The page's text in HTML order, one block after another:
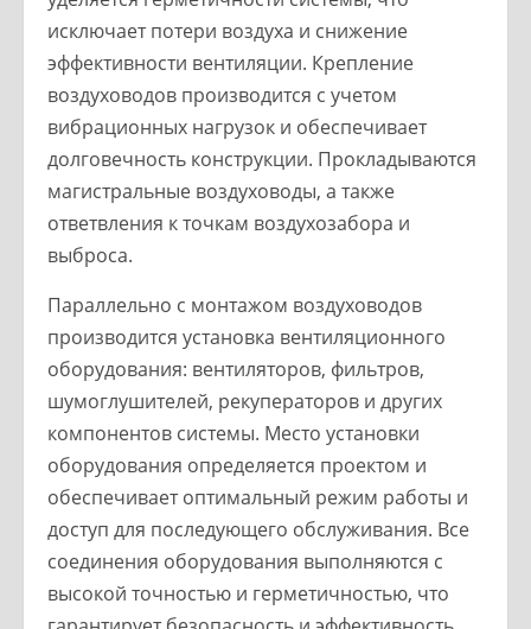
исключает потери воздуха и снижение
эффективности вентиляции. Крепление
воздуховодов производится с учетом
вибрационных нагрузок и обеспечивает
долговечность конструкции. Прокладываются
магистральные воздуховоды, а также
ответвления к точкам воздухозабора и
выброса.
Параллельно с монтажом воздуховодов
производится установка вентиляционного
оборудования: вентиляторов, фильтров,
шумоглушителей, рекуператоров и других
компонентов системы. Место установки
оборудования определяется проектом и
обеспечивает оптимальный режим работы и
доступ для последующего обслуживания. Все
соединения оборудования выполняются с
высокой точностью и герметичностью, что